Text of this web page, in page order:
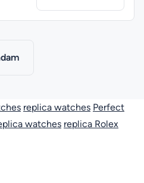
replica watches Perfect
watches replica Rolex